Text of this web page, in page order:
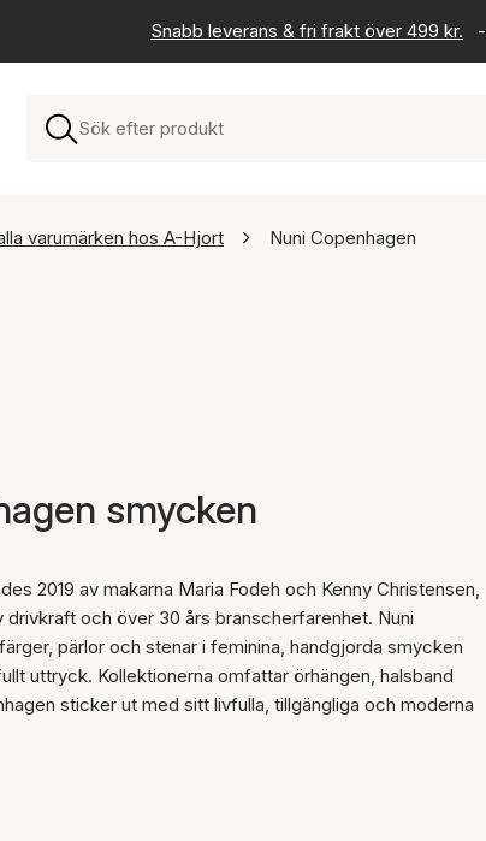
Snabb leverans & fri frakt över 499 kr. -
varumärken hos A-Hjort Nuni Copenhagen
smycken
2019 av makarna Maria Fodeh och Kenny Christensen,
och över 30 års branscherfarenhet. Nuni
pärlor och stenar i feminina, handgjorda smycken
uttryck. Kollektionerna omfattar örhängen, halsband
sticker ut med sitt livfulla, tillgängliga och moderna